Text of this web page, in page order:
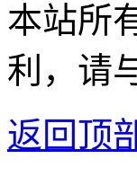
本站所
利，请
返回顶